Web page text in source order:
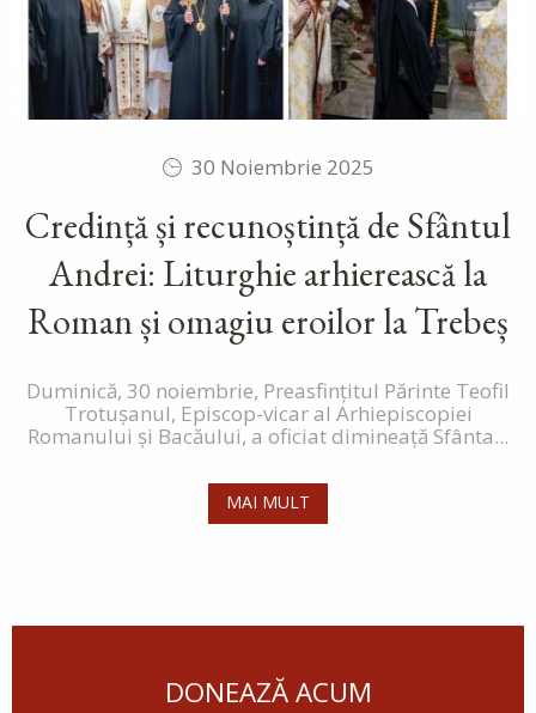
30 Noiembrie 2025
Credință și recunoștință de Sfântul
Andrei: Liturghie arhierească la
Roman și omagiu eroilor la Trebeș
Duminică, 30 noiembrie, Preasfințitul Părinte Teofil
Trotușanul, Episcop-vicar al Arhiepiscopiei
Romanului și Bacăului, a oficiat dimineață Sfânta...
MAI MULT
DONEAZĂ ACUM